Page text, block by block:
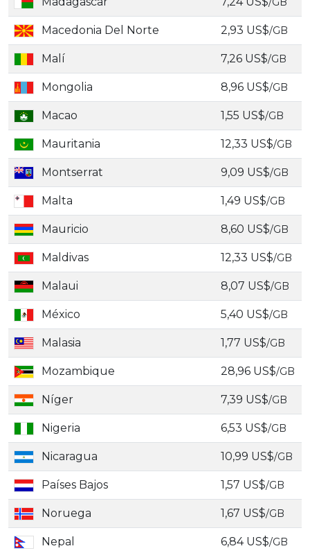
Macedonia Del Norte 2,93 US$/GB
Malí 7,26 US$/GB
Mongolia 8,96 US$/GB
Macao 1,55 US$/GB
Mauritania 12,33 US$/GB
Montserrat 9,09 US$/GB
Malta 1,49 US$/GB
Mauricio 8,60 US$/GB
Maldivas 12,33 US$/GB
Malaui 8,07 US$/GB
México 5,40 US$/GB
Malasia 1,77 US$/GB
Mozambique 28,96 US$/GB
Níger 7,39 US$/GB
Nigeria 6,53 US$/GB
Nicaragua 10,99 US$/GB
Países Bajos 1,57 US$/GB
Noruega 1,67 US$/GB
Nepal 6,84 US$/GB